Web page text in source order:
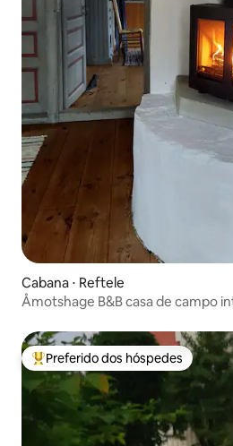
Cabana ⋅ Reftele
Åmotshage B&B casa de
Entre os melhores preferidos dos
Preferido dos hóspedes